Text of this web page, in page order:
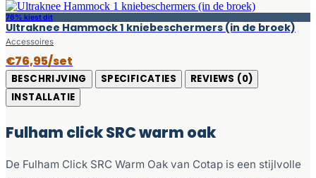
76% kiest dit
Ultraknee Hammock 1 kniebeschermers (in de broek)
Accessoires
€76,95/set
BESCHRIJVING SPECIFICATIES
REVIEWS (0)
INSTALLATIE
Fulham click SRC warm oak
De Fulham Click SRC Warm Oak van Cotap is een stijlvolle